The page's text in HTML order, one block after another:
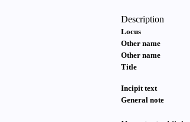
Description
Locus
Other name
Other name
Title
Incipit text
General note